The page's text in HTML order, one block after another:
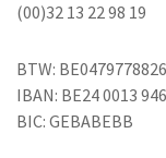
(00)32 13 22 98 19
BTW: BE0479778826
IBAN: BE24 0013
BIC: GEBABEBB